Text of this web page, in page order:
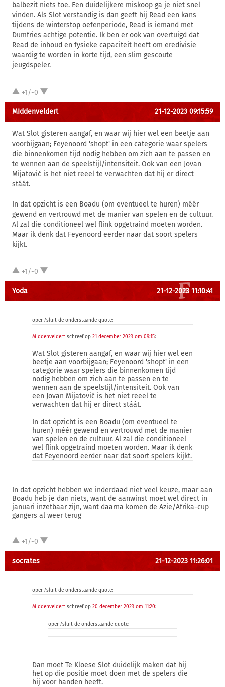
balbezit niets toe. Een duidelijkere miskoop ga je niet snel
vinden. Als Slot verstandig is dan geeft hij Read een kans
tijdens de winterstop oefenperiode, Read is iemand met
Dumfries achtige potentie. Ik ben er ook van overtuigd dat
Read de inhoud en fysieke capaciteit heeft om eredivisie
waardig te worden in korte tijd, een slim gescoute
jeugdspeler.
+1/-0
MIddenveldert 21-12-2023 09:15:59
Wat Slot gisteren aangaf, en waar wij hier wel een beetje aan
voorbijgaan; Feyenoord 'shopt' in een categorie waar spelers
die binnenkomen tijd nodig hebben om zich aan te passen en
te wennen aan de speelstijl/intensiteit. Ook van een Jovan
Mijatović is het niet reeel te verwachten dat hij er direct
stáát.
In dat opzicht is een Boadu (om eventueel te huren) méér
gewend en vertrouwd met de manier van spelen en de cultuur.
Al zal die conditioneel wel flink opgetraind moeten worden.
Maar ik denk dat Feyenoord eerder naar dat soort spelers
kijkt.
+1/-0
Yoda 21-12-2023 11:10:41
open/sluit de onderstaande quote:
MIddenveldert schreef op 21 december 2023 om 09:15:
Wat Slot gisteren aangaf, en waar wij hier wel een
beetje aan voorbijgaan; Feyenoord 'shopt' in een
categorie waar spelers die binnenkomen tijd
nodig hebben om zich aan te passen en te
wennen aan de speelstijl/intensiteit. Ook van
een Jovan Mijatović is het niet reeel te
verwachten dat hij er direct stáát.
In dat opzicht is een Boadu (om eventueel te
huren) méér gewend en vertrouwd met de manier
van spelen en de cultuur. Al zal die conditioneel
wel flink opgetraind moeten worden. Maar ik denk
dat Feyenoord eerder naar dat soort spelers kijkt.
In dat opzicht hebben we inderdaad niet veel keuze, maar aan
Boadu heb je dan niets, want de aanwinst moet wel direct in
januari inzetbaar zijn, want daarna komen de Azie/Afrika-cup
gangers al weer terug
+1/-0
socrates 21-12-2023 11:26:01
open/sluit de onderstaande quote:
MIddenveldert schreef op 20 december 2023 om 11:20:
open/sluit de onderstaande quote:
Dan moet Te Kloese Slot duidelijk maken dat hij
het op die positie moet doen met de spelers die
hij voor handen heeft.